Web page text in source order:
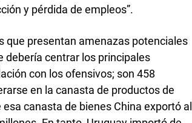
y pérdida de empleos”.
que presentan amenazas potenciales
debería centrar los principales
con los ofensivos; son 458
en la canasta de productos de
canasta de bienes China exportó al